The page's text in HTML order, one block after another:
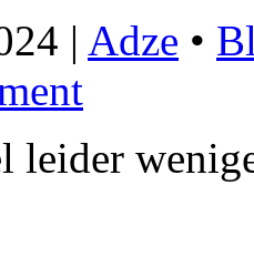
| Adze •
leider